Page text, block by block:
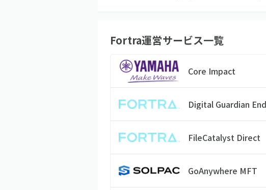
Fortra運営サービス一覧
Core Impact
Digital Guardian
FileCatalyst Direct
GoAnywhere MFT